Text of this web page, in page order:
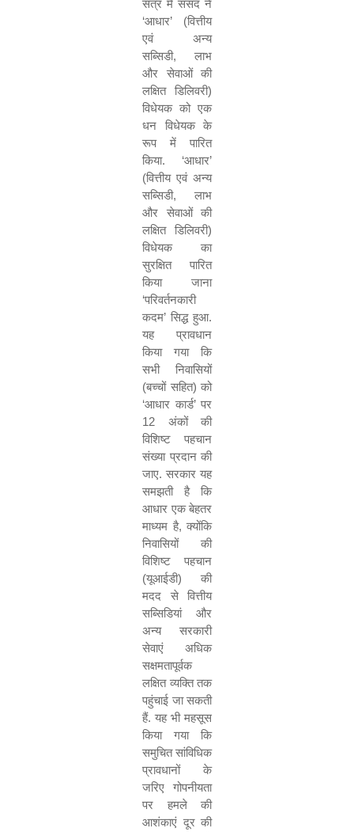
सत्र में संसद ने
‘आधार’ (वित्तीय
एवं अन्य
सब्सिडी, लाभ
और सेवाओं की
लक्षित डिलिवरी)
विधेयक को एक
धन विधेयक के
रूप में पारित
किया. ‘आधार’
(वित्तीय एवं अन्य
सब्सिडी, लाभ
और सेवाओं की
लक्षित डिलिवरी)
विधेयक का
सुरक्षित पारित
किया जाना
‘परिवर्तनकारी
कदम’ सिद्ध हुआ.
यह प्रावधान
किया गया कि
सभी निवासियों
(बच्चों सहित) को
‘आधार कार्ड’ पर
12 अंकों की
विशिष्ट पहचान
संख्या प्रदान की
जाए. सरकार यह
समझती है कि
आधार एक बेहतर
माध्यम है, क्योंकि
निवासियों की
विशिष्ट पहचान
(यूआईडी) की
मदद से वित्तीय
सब्सिडियां और
अन्य सरकारी
सेवाएं अधिक
सक्षमतापूर्वक
लक्षित व्यक्ति तक
पहुंचाई जा सकती
हैं. यह भी महसूस
किया गया कि
समुचित सांविधिक
प्रावधानों के
जरिए गोपनीयता
पर हमले की
आशंकाएं दूर की